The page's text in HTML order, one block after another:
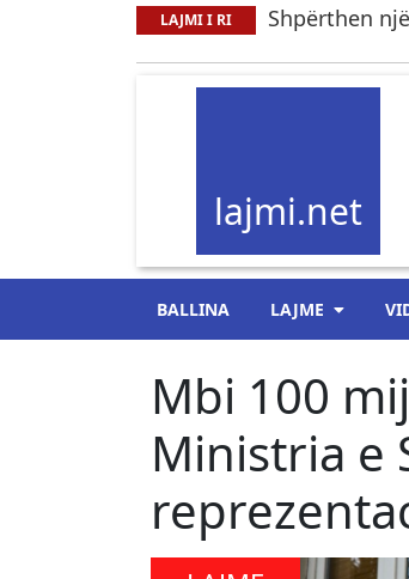
LAJMI I RI Shpërthen
lajmi.net
BALLINA LAJME
Mbi 100
Ministria e